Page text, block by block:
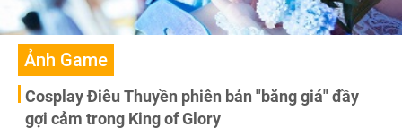
Ảnh Game
Cosplay Điêu Thuyền phiên bản "băng giá" đầy
gợi cảm trong King of Glory